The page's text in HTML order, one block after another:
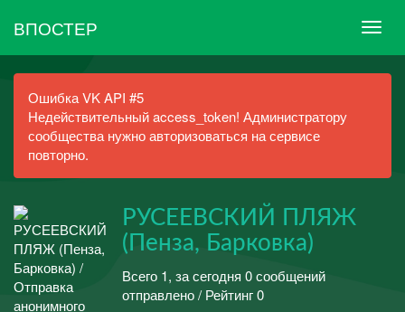
ВПОСТЕР
Ошибка VK API #5
Недействительный access_token! Администратору
сообщества нужно авторизоваться на сервисе
повторно.
РУСЕЕВСКИЙ ПЛЯЖ
(Пенза, Барковка)
Всего 1, за сегодня 0 сообщений
отправлено / Рейтинг 0